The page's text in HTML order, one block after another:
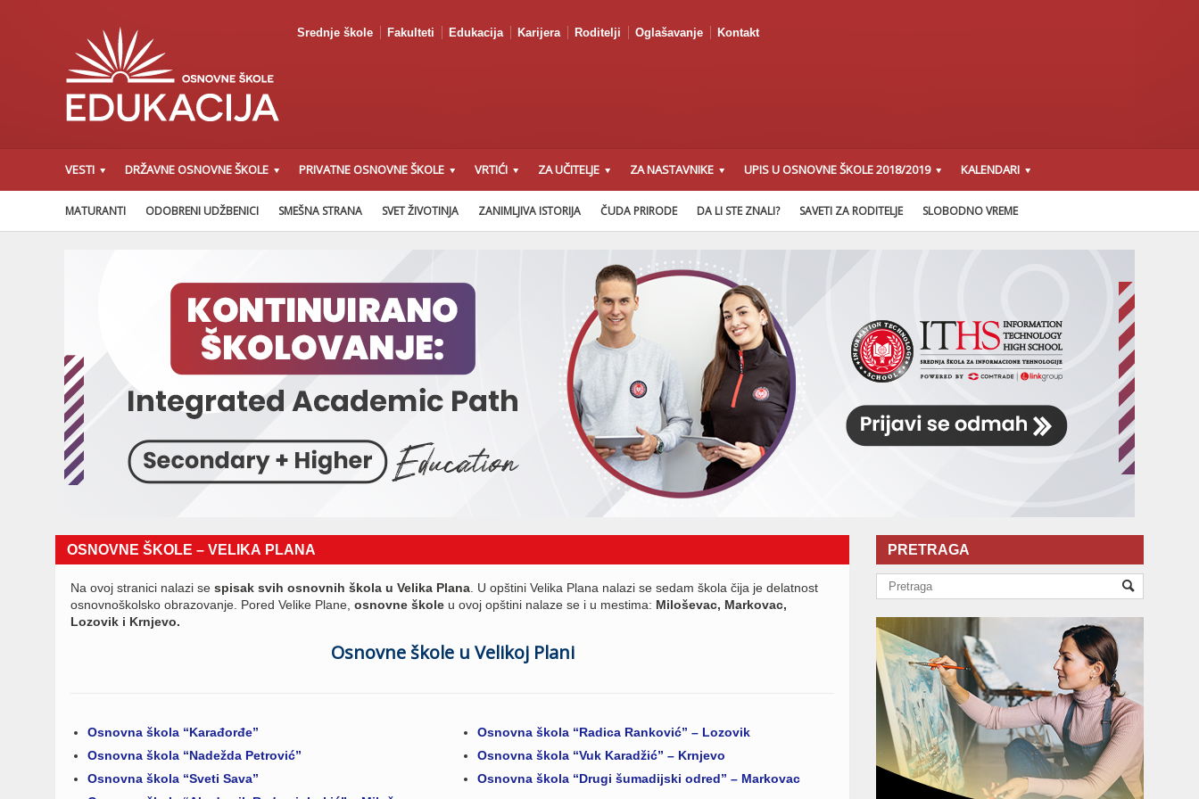
Srednje škole Fakulteti Edukacija Karijera Roditelji Oglašavanje Kontakt
VESTI DRŽAVNE OSNOVNE ŠKOLE PRIVATNE OSNOVNE ŠKOLE VRTIĆI ZA UČITELJE ZA NASTAVNIKE UPIS U OSNOVNE ŠKOLE 2018/2019 KALENDARI
MATURANTI ODOBRENI UDŽBENICI SMEŠNA STRANA SVET ŽIVOTINJA ZANIMLJIVA ISTORIJA ČUDA PRIRODE DA LI STE ZNALI? SAVETI ZA RODITELJE SLOBODNO VREME
OSNOVNE ŠKOLE – VELIKA PLANA
Na ovoj stranici nalazi se spisak svih osnovnih škola u Velika Plana . U opštini Velika Plana nalazi se sedam škola čija je delatnost
osnovnoškolsko obrazovanje. Pored Velike Plane, osnovne škole u ovoj opštini nalaze se i u mestima: Miloševac, Markovac,
Lozovik i Krnjevo.
Osnovne škole u Velikoj Plani
Osnovna škola “Karađorđe”
Osnovna škola “Nadežda Petrović”
Osnovna škola “Sveti Sava”
Osnovna škola “Radica Ranković” – Lozovik
Osnovna škola “Vuk Karadžić” – Krnjevo
Osnovna škola “Drugi šumadijski odred” – Markovac
PRETRAGA